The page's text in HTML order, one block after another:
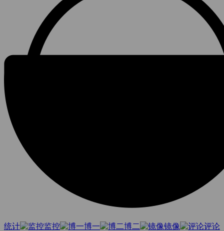
统计 监控 博一 博二 镜像
评论